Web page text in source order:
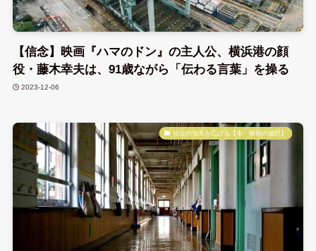
【信念】映画『ハマのドン』の主人公、横浜港の顔
役・藤木幸夫は、91歳ながら「伝わる言葉」を操る
2023-12-06
社会の知見を広げる【本・映画の感想】